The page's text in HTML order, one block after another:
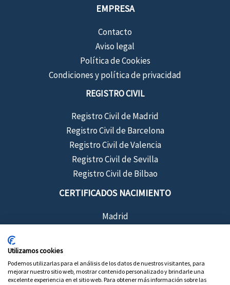
EMPRESA
Contacto
Aviso legal
Política de Cookies
Condiciones y política de privacidad
REGISTRO CIVIL
Registro Civil de Madrid
Registro Civil de Barcelona
Registro Civil de Valencia
Registro Civil de Sevilla
Registro Civil de Bilbao
CERTIFICADOS NACIMIENTO
Madrid
Valencia
Bilbao
Utilizamos cookies
Podemos utilizarlas para el análisis de los datos de nuestros visitantes, para
mejorar nuestro sitio web, mostrar contenido personalizado y brindarle una
excelente experiencia en el sitio web. Para obtener más información sobre las